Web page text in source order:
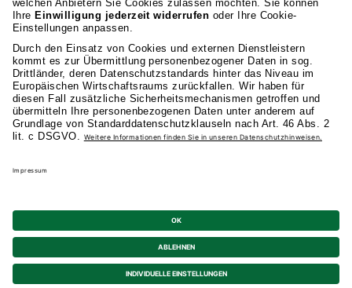
Fakultäten
AKAD
Datenschutz
Allgemeine Studienbedingungen
Barrierefreiheit